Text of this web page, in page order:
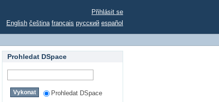
Přihlásit se
English čeština français русский español
Prohledat DSpace
Prohledat DSpace